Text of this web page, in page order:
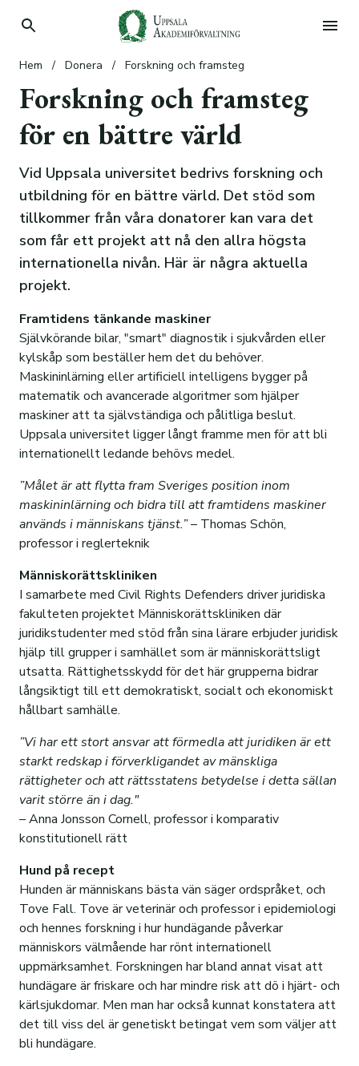
Hyr bostad
Hyresgäst
Våra hyresfastigheter
Student
Lilla Sunnersta
Planskisser
Bilder på lägenheterna
Kronåsen
Planlösningar
Information
Parkering
Vanliga frågor
Information om bostadskön
Hyr lokal
Lediga lokaler
Köp tomt
Lantligt belägna tomter i Taxinge
Skogstorp Eskilstuna
Lena-Ekeby utanför Vattholma
Sök stipendier
Stiftelser
Stipendier
Donera
Donera
Forskning och framsteg
Case: Elsa Eschelsson Stiftelse
Case: Stiftelsen Lennart och Kerstin Holms
stipendiefond för mykologisk forskning
Om oss
Våra affärsområden
Stadsfastighetsförvaltning
Alla fastigheter
Personal
Norra Sunnersta
Om visionsstyrd stadsutveckling
Aktuellt om projektet
Sammanställning Medborgarforum 4
Visionsmanual
Resultat från digital dialog
Visionsworkshop, VWS
Medborgarforum, MBF
Bakgrund
Planbesked
Frågor och svar
Skogsförvaltning
Certifiering
Upplåtelser
Rundvirkesförsäljning
Skogsskötsel
Hyggesfritt skogsbruk
Vad innebär hyggesfritt skogsbruk?
Senaste nytt: Vad sker just nu?
Skogstillstånd
Skogweb
Personal
Jordbruksförvaltning
Strukturomvandling
Personal
Case: Intervju Äs Gård
Finansförvaltning
Mark- och exploateringsavdelningen
Personal
Förvaltningens mål
Historik
Vår organisation
Personal
Styrelse och VD
Hållbarhet
Samhällsengagemang
Stadsfastigheter
Film: Hållbar fastighetsskötsel
Film: Hållbar fastighetsförvaltning
Skogsförvaltning
Jordbruksförvaltning
Finansförvaltning
Leverantörer
E-faktura
PDF-faktura
Övriga Fakturaformat
Pappersfaktura
Code of conduct
Vår logga
400-årsjubileum
Kontakt
Sociala medier
Felanmälan
Bostadskö
Hem / Donera / Forskning och framsteg
Forskning och framsteg
för en bättre värld
Vid Uppsala universitet bedrivs forskning och
utbildning för en bättre värld. Det stöd som
tillkommer från våra donatorer kan vara det
som får ett projekt att nå den allra högsta
internationella nivån. Här är några aktuella
projekt.
Framtidens tänkande maskiner
Självkörande bilar, "smart" diagnostik i sjukvården eller
kylskåp som beställer hem det du behöver.
Maskininlärning eller artificiell intelligens bygger på
matematik och avancerade algoritmer som hjälper
maskiner att ta självständiga och pålitliga beslut.
Uppsala universitet ligger långt framme men för att bli
internationellt ledande behövs medel.
”Målet är att flytta fram Sveriges position inom
maskininlärning och bidra till att framtidens maskiner
används i människans tjänst.” – Thomas Schön,
professor i reglerteknik
Människorättskliniken
I samarbete med Civil Rights Defenders driver juridiska
fakulteten projektet Människorättskliniken där
juridikstudenter med stöd från sina lärare erbjuder juridisk
hjälp till grupper i samhället som är människorättsligt
utsatta. Rättighetsskydd för det här grupperna bidrar
långsiktigt till ett demokratiskt, socialt och ekonomiskt
hållbart samhälle.
”Vi har ett stort ansvar att förmedla att juridiken är ett
starkt redskap i förverkligandet av mänskliga
rättigheter och att rättsstatens betydelse i detta sällan
varit större än i dag."
–Anna Jonsson Cornell, professor i komparativ
konstitutionell rätt
Hund på recept
Hunden är människans bästa vän säger ordspråket, och
Tove Fall. Tove är veterinär och professor i epidemiologi
och hennes forskning i hur hundägande påverkar
människors välmående har rönt internationell
uppmärksamhet. Forskningen har bland annat visat att
hundägare är friskare och har mindre risk att dö i hjärt- och
kärlsjukdomar. Men man har också kunnat konstatera att
det till viss del är genetiskt betingat vem som väljer att
bli hundägare.